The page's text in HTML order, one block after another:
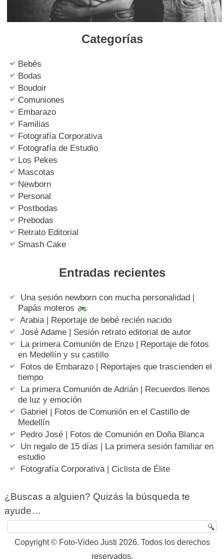
Categorías
Bebés
Bodas
Boudoir
Comuniones
Embarazo
Familias
Fotografía Corporativa
Fotografía de Estudio
Los Pekes
Mascotas
Newborn
Personal
Postbodas
Prebodas
Retrato Editorial
Smash Cake
Entradas recientes
Una sesión newborn con mucha personalidad |
Papás moteros
Arabia | Reportaje de bebé recién nacido
José Adame | Sesión retrato editorial de autor
La primera Comunión de Enzo | Reportaje de fotos
en Medellín y su castillo
Fotos de Embarazo | Reportajes que trascienden el
tiempo
La primera Comunión de Adrián | Recuerdos llenos
de luz y emoción
Gabriel | Fotos de Comunión en el Castillo de
Medellín
Pedro José | Fotos de Comunión en Doña Blanca
Un regalo de 15 días | La primera sesión familiar en
estudio
Fotografía Corporativa | Ciclista de Élite
¿Buscas a alguien? Quizás la búsqueda te
ayude…
Copyright © Foto-Video Justi 2026. Todos los derechos
reservados.